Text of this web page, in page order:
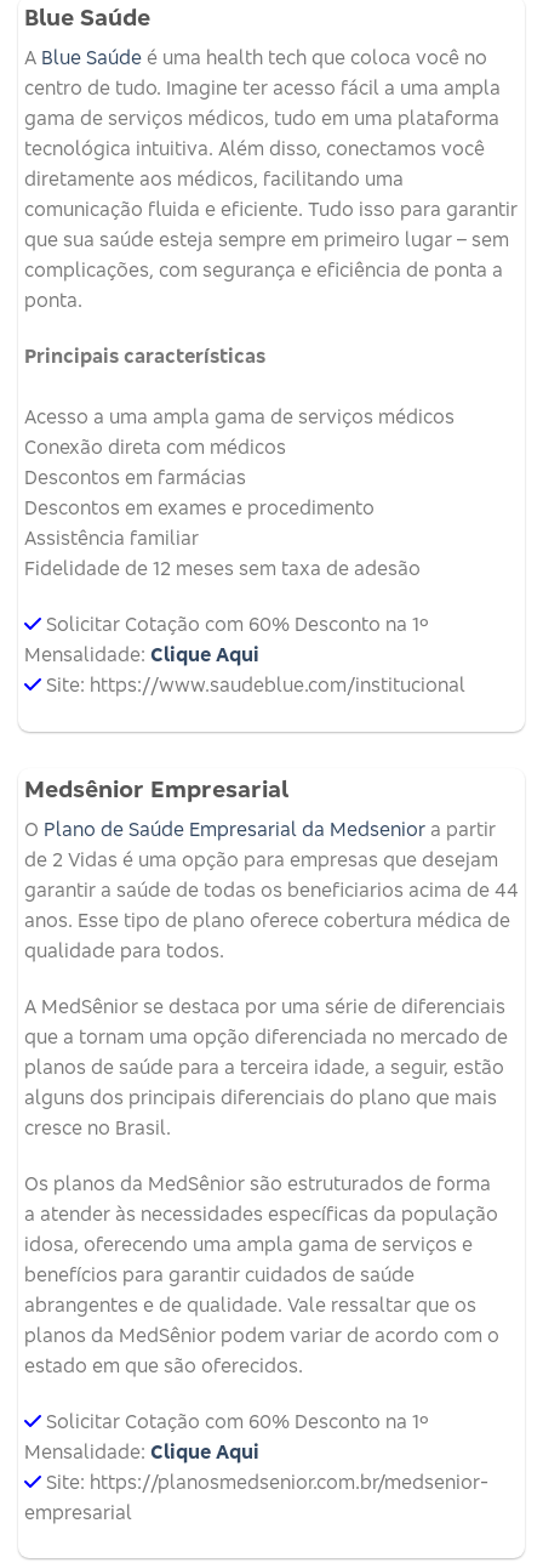
Blue Saúde
A Blue Saúde é uma health tech que coloca você no
centro de tudo. Imagine ter acesso fácil a uma ampla
gama de serviços médicos, tudo em uma plataforma
tecnológica intuitiva. Além disso, conectamos você
diretamente aos médicos, facilitando uma
comunicação fluida e eficiente. Tudo isso para garantir
que sua saúde esteja sempre em primeiro lugar – sem
complicações, com segurança e eficiência de ponta a
ponta.
Principais características
Acesso a uma ampla gama de serviços médicos
Conexão direta com médicos
Descontos em farmácias
Descontos em exames e procedimento
Assistência familiar
Fidelidade de 12 meses sem taxa de adesão
Solicitar Cotação com 60% Desconto na 1º
Mensalidade: Clique Aqui
Site: https://www.saudeblue.com/institucional
Medsênior Empresarial
O Plano de Saúde Empresarial da Medsenior a partir
de 2 Vidas é uma opção para empresas que desejam
garantir a saúde de todas os beneficiarios acima de 44
anos. Esse tipo de plano oferece cobertura médica de
qualidade para todos.
A MedSênior se destaca por uma série de diferenciais
que a tornam uma opção diferenciada no mercado de
planos de saúde para a terceira idade, a seguir, estão
alguns dos principais diferenciais do plano que mais
cresce no Brasil.
Os planos da MedSênior são estruturados de forma
a atender às necessidades específicas da população
idosa, oferecendo uma ampla gama de serviços e
benefícios para garantir cuidados de saúde
abrangentes e de qualidade. Vale ressaltar que os
planos da MedSênior podem variar de acordo com o
estado em que são oferecidos.
Solicitar Cotação com 60% Desconto na 1º
Mensalidade: Clique Aqui
Site: https://planosmedsenior.com.br/medsenior-
empresarial